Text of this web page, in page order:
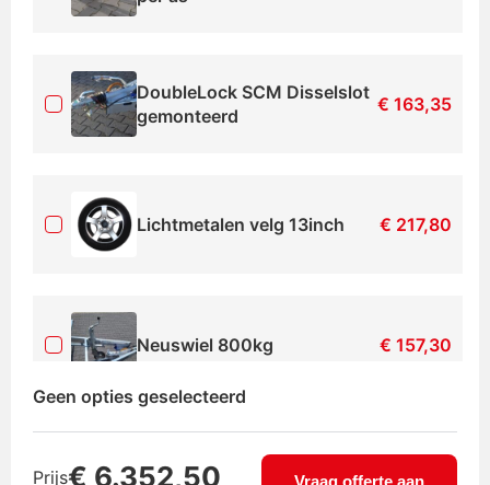
DoubleLock SCM Disselslot
gemonteerd
€ 163,35
Lichtmetalen velg 13inch € 217,80
Neuswiel 800kg € 157,30
Reservewiel Tiny House
Trailer
Geen opties geselecteerd
Prijs€ 6.352,50